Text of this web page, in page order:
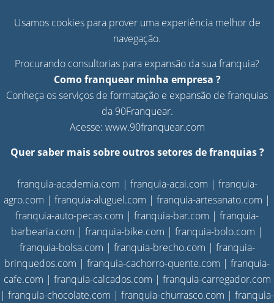
Usamos cookies para prover uma experiência melhor de
navegação.
Procurando consultorias para expansão da sua franquia?
Como franquear minha empresa ?
Conheça os serviços de formatação e expansão de franquias
da 90Franquear.
Acesse: www.90franquear.com
Quer saber mais sobre outros setores de franquias ?
franquia-academia.com | franquia-acai.com | franquia-
agro.com | franquia-aluguel.com | franquia-artesanato.com |
franquia-auto-pecas.com | franquia-bar.com | franquia-
barbearia.com | franquia-bike.com | franquia-bolo.com |
franquia-bolsa.com | franquia-brecho.com | franquia-
brinquedos.com | franquia-cachorro-quente.com | franquia-
cafe.com | franquia-calcados.com | franquia-carregador.com
| franquia-chocolate.com | franquia-churrasco.com | franquia-